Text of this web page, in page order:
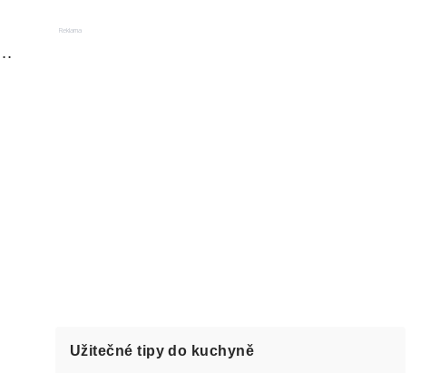
Reklama
Užitečné tipy do kuchyně